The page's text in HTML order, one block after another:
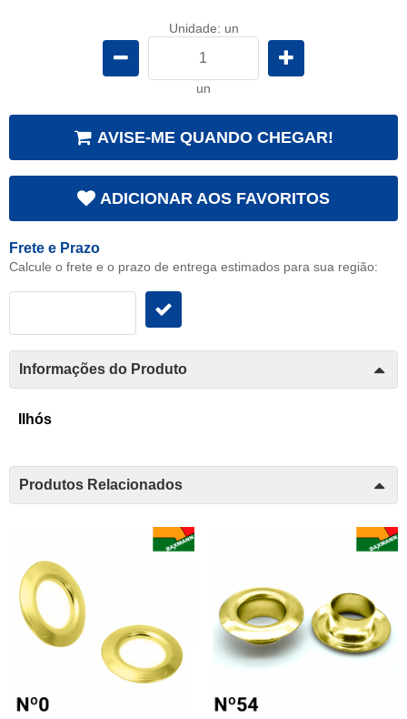
Unidade: un
un
AVISE-ME QUANDO CHEGAR!
ADICIONAR AOS FAVORITOS
Frete e Prazo
Calcule o frete e o prazo de entrega estimados para sua região:
Informações do Produto
Ilhós
Produtos Relacionados